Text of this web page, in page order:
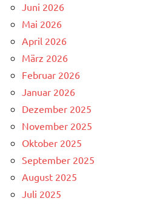
Juni 2026
Mai 2026
April 2026
März 2026
Februar 2026
Januar 2026
Dezember 2025
November 2025
Oktober 2025
September 2025
August 2025
Juli 2025